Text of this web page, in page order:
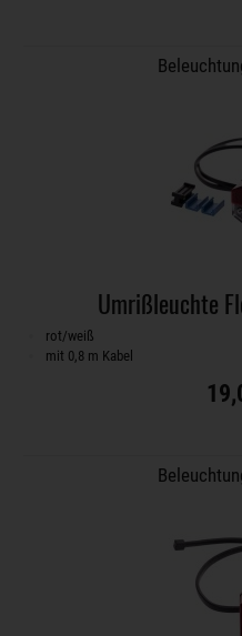
Umrißleuchte
rot/weiß
mit 0,8 m Kabel